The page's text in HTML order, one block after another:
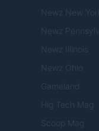
Newz New
Newz
Newz Illinois
Newz Ohio
Gameland
Hig Tech Mag
Scoop Mag